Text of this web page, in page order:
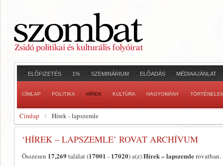
ELŐFIZETÉS 1% SZEMINÁRIUM ELŐADÁS MÉDIAAJÁNLAT
CÍMLAP POLITIKA HÍREK KULTÚRA HAGYOMÁNY
Címlap Hírek - lapszemle
‘HÍREK – LAPSZEMLE’ ROVAT ARCHÍVUM
Összesen 17,269 találat (17001 - 17020) a(z)Hírek – lapszemlerovatban.